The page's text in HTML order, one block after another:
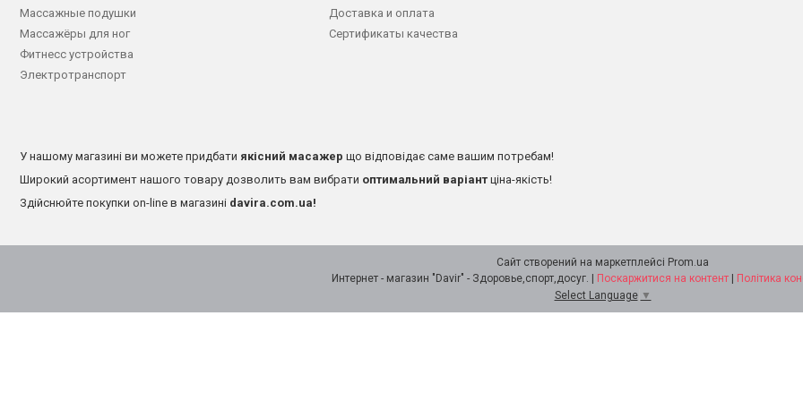
Массажные подушки
Массажёры для ног
Фитнесс устройства
Электротранспорт
Доставка и оплата
Сертификаты качества
У нашому магазині ви можете придбати якісний масажер що відповідає саме вашим потребам!
Широкий асортимент нашого товару дозволить вам вибрати оптимальний варіант ціна-якість!
Здійснюйте покупки on-line в магазині davira.com.ua!
Сайт створений на маркетплейсі Prom.ua
Поскаржитися на контент
Політика
Select Language ▼